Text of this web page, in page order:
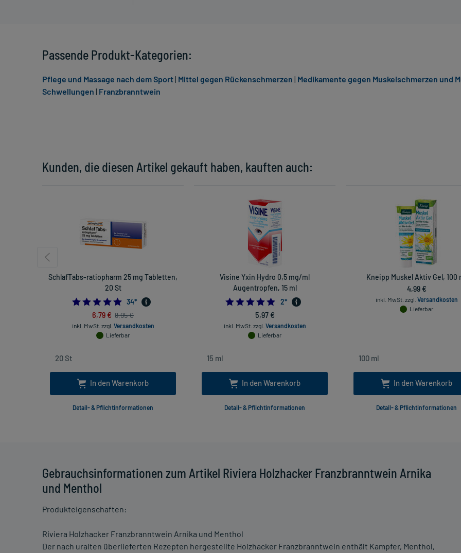
Gebrauchsinformationen zum Artikel Riviera Holzhacker Franzbranntwein Arnika
und Menthol
Produkteigenschaften:
Riviera Holzhacker Franzbranntwein Arnika und Menthol
Der nach uralten überlieferten Rezepten hergestellte Holzhacker Franzbranntwein enthält Kampfer, Menthol,
Kunden, die diesen Artikel gekauft haben, kauften auch:
SchlafTabs-ratiopharm 25 mg Tabletten,
20 St
4.794117647058823
34*
6,79 € 8,95 €
inkl. MwSt. zzgl. Versandkosten
Lieferbar
In den Warenkorb
Detail- & Pflichtinformationen
Visine Yxin Hydro 0,5 mg/ml
Augentropfen, 15 ml
5.0
2*
5,97 €
inkl. MwSt. zzgl. Versandkosten
Lieferbar
In den Warenkorb
Detail- & Pflichtinformationen
Kneipp Muskel Aktiv Gel, 100
4,99 €
inkl. MwSt. zzgl. Versandkosten
Lieferbar
In den Warenkorb
Detail- & Pflichtinformationen
Passende Produkt-Kategorien:
Pflege und Massage nach dem Sport| Mittel gegen Rückenschmerzen | Medikamente gegen Muskelschmerzen und
Schwellungen | Franzbranntwein